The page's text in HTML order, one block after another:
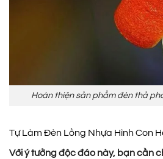
Hoàn thiện sản phẩm đèn thả
Tự Làm Đèn Lồng Nhựa Hình Con
Với ý tưởng độc đáo này, bạn cần